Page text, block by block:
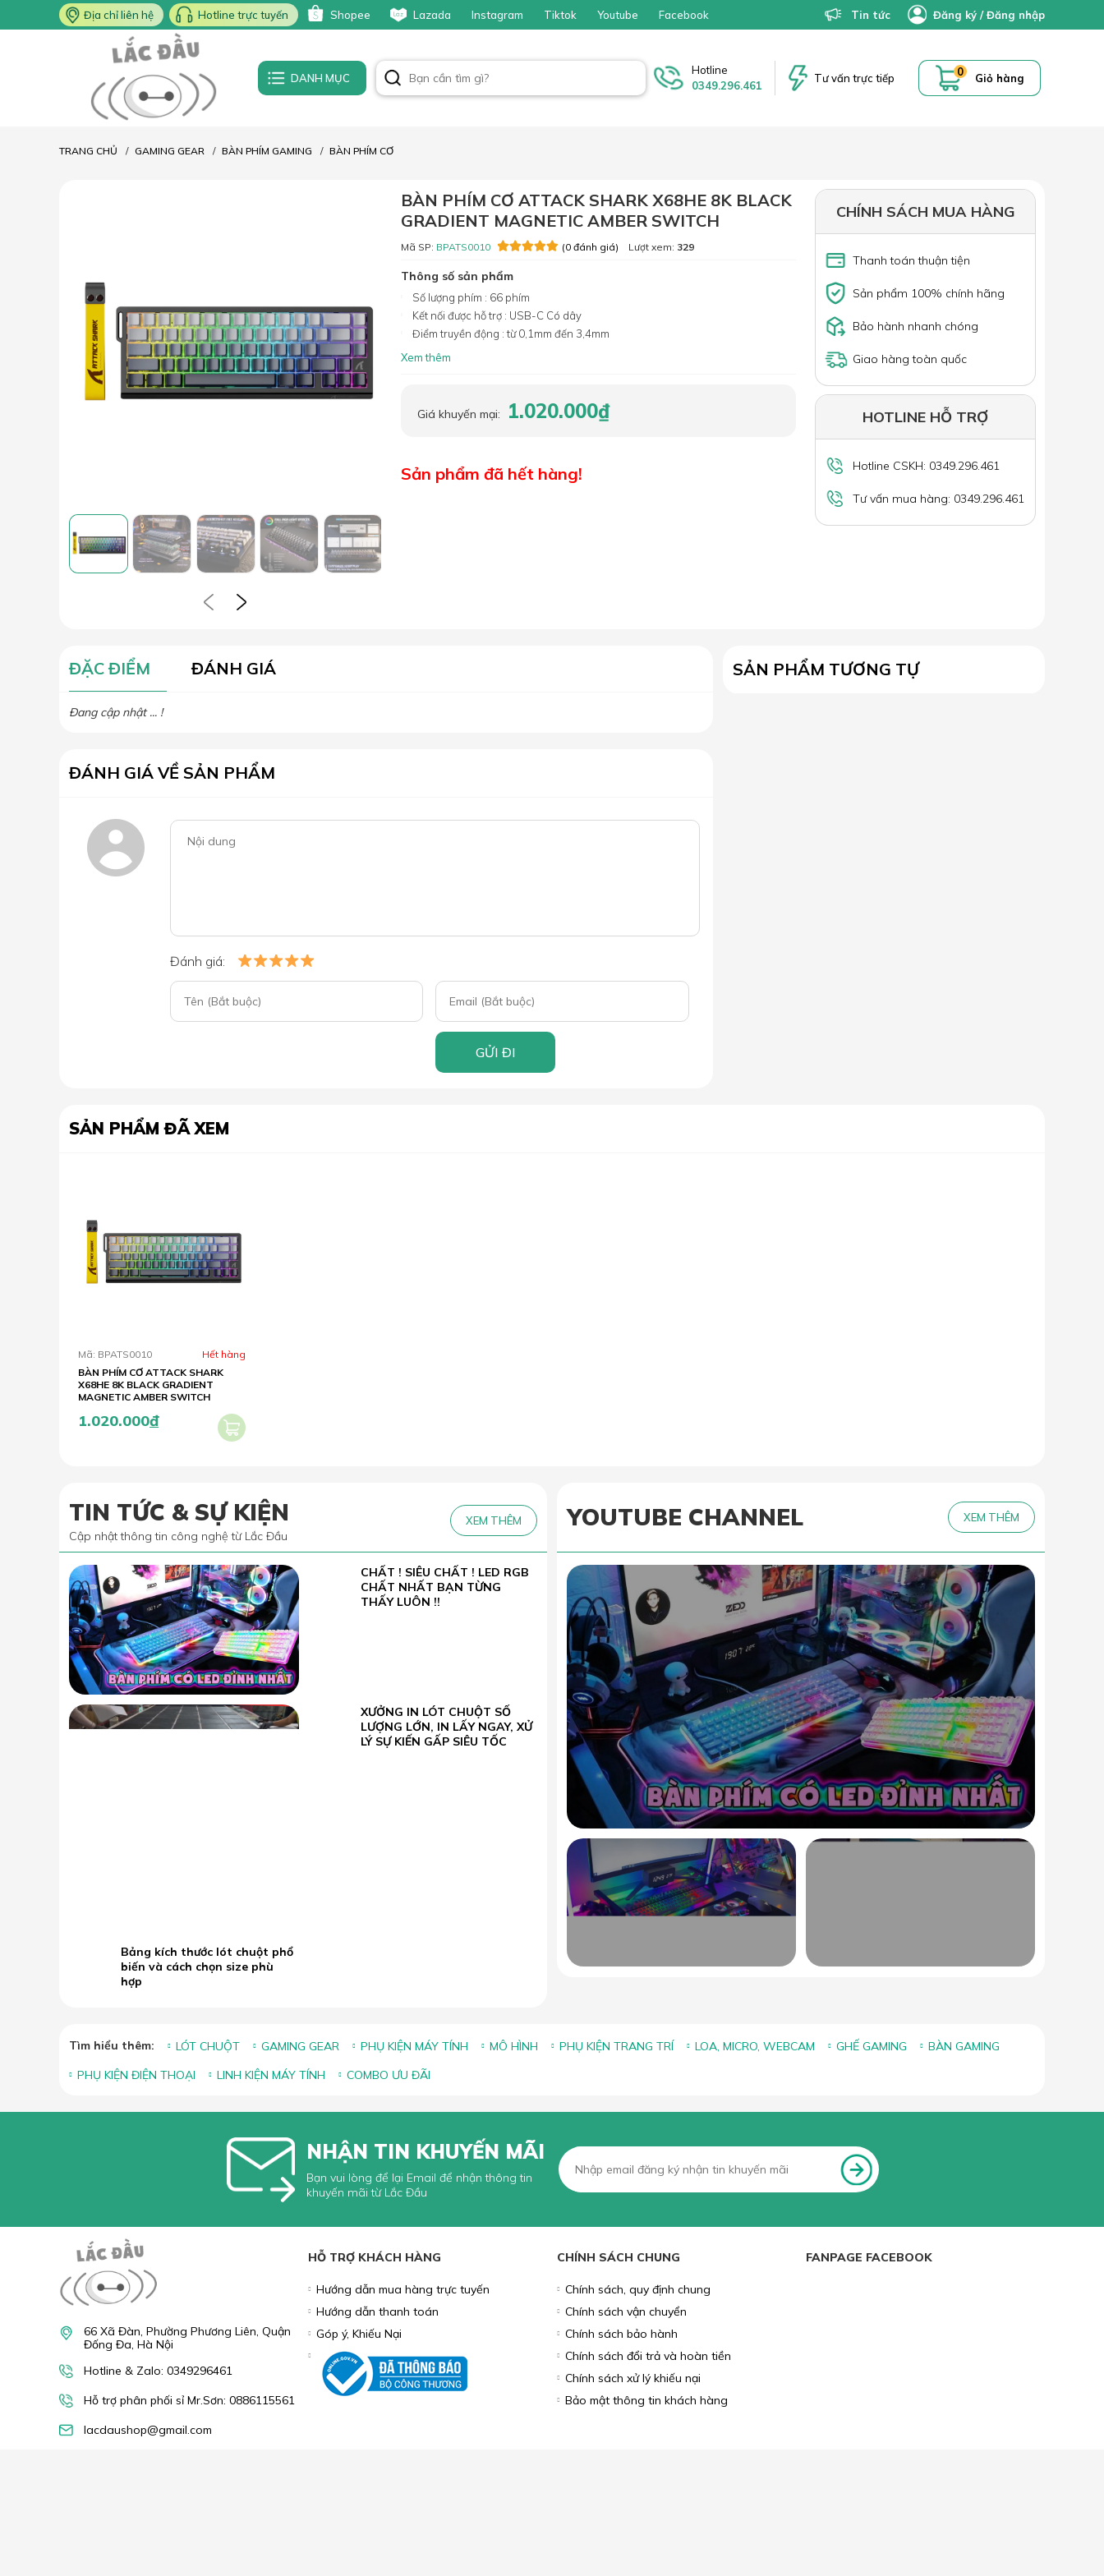
Địa chỉ liên hệ Hotline trực tuyến Shopee Lazada Instagram Tiktok Youtube Facebook Tin tức Đăng ký /Đăng nhập
DANH MỤC
Hotline
0349.296.461
Tư vấn trực tiếp 0 Giỏ hàng
TRANG CHỦ GAMING GEAR BÀN PHÍM GAMING BÀN PHÍM CƠ
BÀN PHÍM CƠ ATTACK SHARK X68HE 8K BLACK
GRADIENT MAGNETIC AMBER SWITCH
Mã SP: BPATS0010 (0 đánh giá) Lượt xem: 329
Thông số sản phẩm
Số lượng phím : 66 phím
Kết nối được hỗ trợ : USB-C Có dây
Điểm truyền động : từ 0,1mm đến 3,4mm
Xem thêm
Giá khuyến mại: 1.020.000₫
Sản phẩm đã hết hàng!
CHÍNH SÁCH MUA HÀNG
Thanh toán thuận tiện
Sản phẩm 100% chính hãng
Bảo hành nhanh chóng
Giao hàng toàn quốc
HOTLINE HỖ TRỢ
Hotline CSKH: 0349.296.461
Tư vấn mua hàng: 0349.296.461
ĐẶC ĐIỂM ĐÁNH GIÁ
Đang cập nhật ... !
ĐÁNH GIÁ VỀ SẢN PHẨM
Đánh giá:
GỬI ĐI
SẢN PHẨM TƯƠNG TỰ
SẢN PHẨM ĐÃ XEM
Mã: BPATS0010
Hết hàng
BÀN PHÍM CƠ ATTACK SHARK
X68HE 8K BLACK GRADIENT
MAGNETIC AMBER SWITCH
1.020.000đ
TIN TỨC & SỰ KIỆN
Cập nhật thông tin công nghệ từ Lắc Đầu
XEM THÊM
CHẤT ! SIÊU CHẤT ! LED RGB
CHẤT NHẤT BẠN TỪNG
THẤY LUÔN !!
XƯỞNG IN LÓT CHUỘT SỐ
LƯỢNG LỚN, IN LẤY NGAY, XỬ
LÝ SỰ KIẾN GẤP SIÊU TỐC
YOUTUBE CHANNEL XEM THÊM
Tìm hiểu thêm: GAMING GEAR PHỤ KIỆN MÁY TÍNH PHỤ KIỆN TRANG TRÍ
PHỤ KIỆN ĐIỆN THOẠI
LINH KIỆN MÁY TÍNH COMBO ƯU ĐÃI
NHẬN TIN KHUYẾN MÃI